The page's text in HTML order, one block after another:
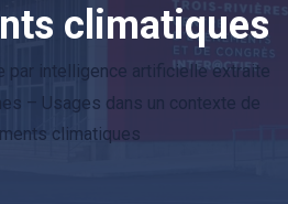
climatiques
par intelligence artificielle extraite
– Usages dans un contexte de
climatiques